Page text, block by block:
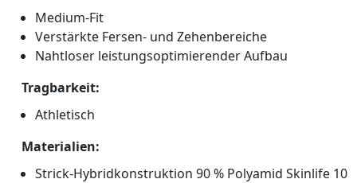
Medium-Fit
Verstärkte Fersen- und Zehenbereiche
Nahtloser leistungsoptimierender Aufbau
Tragbarkeit:
Athletisch
Materialien:
Strick-Hybridkonstruktion 90 % Polyamid Skinlife 10